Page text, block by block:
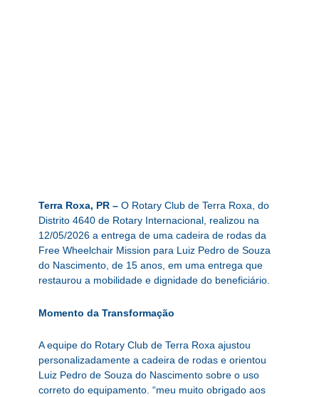
Terra Roxa, PR –O Rotary Club de Terra Roxa, do
Distrito 4640 de Rotary Internacional, realizou na
12/05/2026 a entrega de uma cadeira de rodas da
Free Wheelchair Mission para Luiz Pedro de Souza
do Nascimento, de 15 anos, em uma entrega que
restaurou a mobilidade e dignidade do beneficiário.
Momento da Transformação
A equipe do Rotary Club de Terra Roxa ajustou
personalizadamente a cadeira de rodas e orientou
Luiz Pedro de Souza do Nascimento sobre o uso
correto do equipamento. “meu muito obrigado aos